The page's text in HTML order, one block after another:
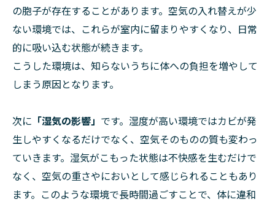
の胞子が存在することがあります。空気の入れ替えが少
ない環境では、これらが室内に留まりやすくなり、日常
的に吸い込む状態が続きます。
こうした環境は、知らないうちに体への負担を増やして
しまう原因となります。
次に 「湿気の影響」 です。湿度が高い環境ではカビが発
生しやすくなるだけでなく、空気そのものの質も変わっ
ていきます。湿気がこもった状態は不快感を生むだけで
なく、空気の重さやにおいとして感じられることもあり
ます。このような環境で長時間過ごすことで、体に違和